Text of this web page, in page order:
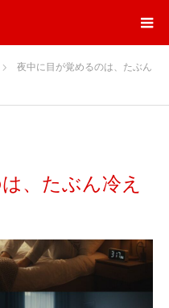
夜中に目が覚めるのは、たぶん
、たぶん冷え